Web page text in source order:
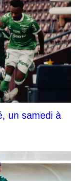
un samedi à